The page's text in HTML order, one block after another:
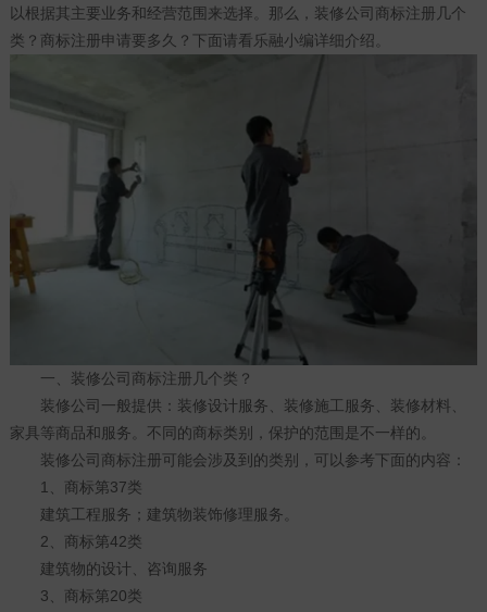
以根据其主要业务和经营范围来选择。那么，装修公司商标注册几个
类？商标注册申请要多久？下面请看乐融小编详细介绍。
一、装修公司商标注册几个类？
装修公司一般提供：装修设计服务、装修施工服务、装修材料、
家具等商品和服务。不同的商标类别，保护的范围是不一样的。
装修公司商标注册可能会涉及到的类别，可以参考下面的内容：
1、商标第37类
建筑工程服务；建筑物装饰修理服务。
2、商标第42类
建筑物的设计、咨询服务
3、商标第20类